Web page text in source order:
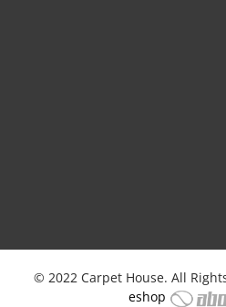
© 2022 Carpet House. All
eshop